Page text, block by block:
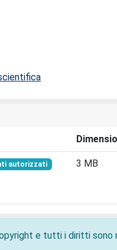
autorizzati 3 MB
e tutti i diritti sono